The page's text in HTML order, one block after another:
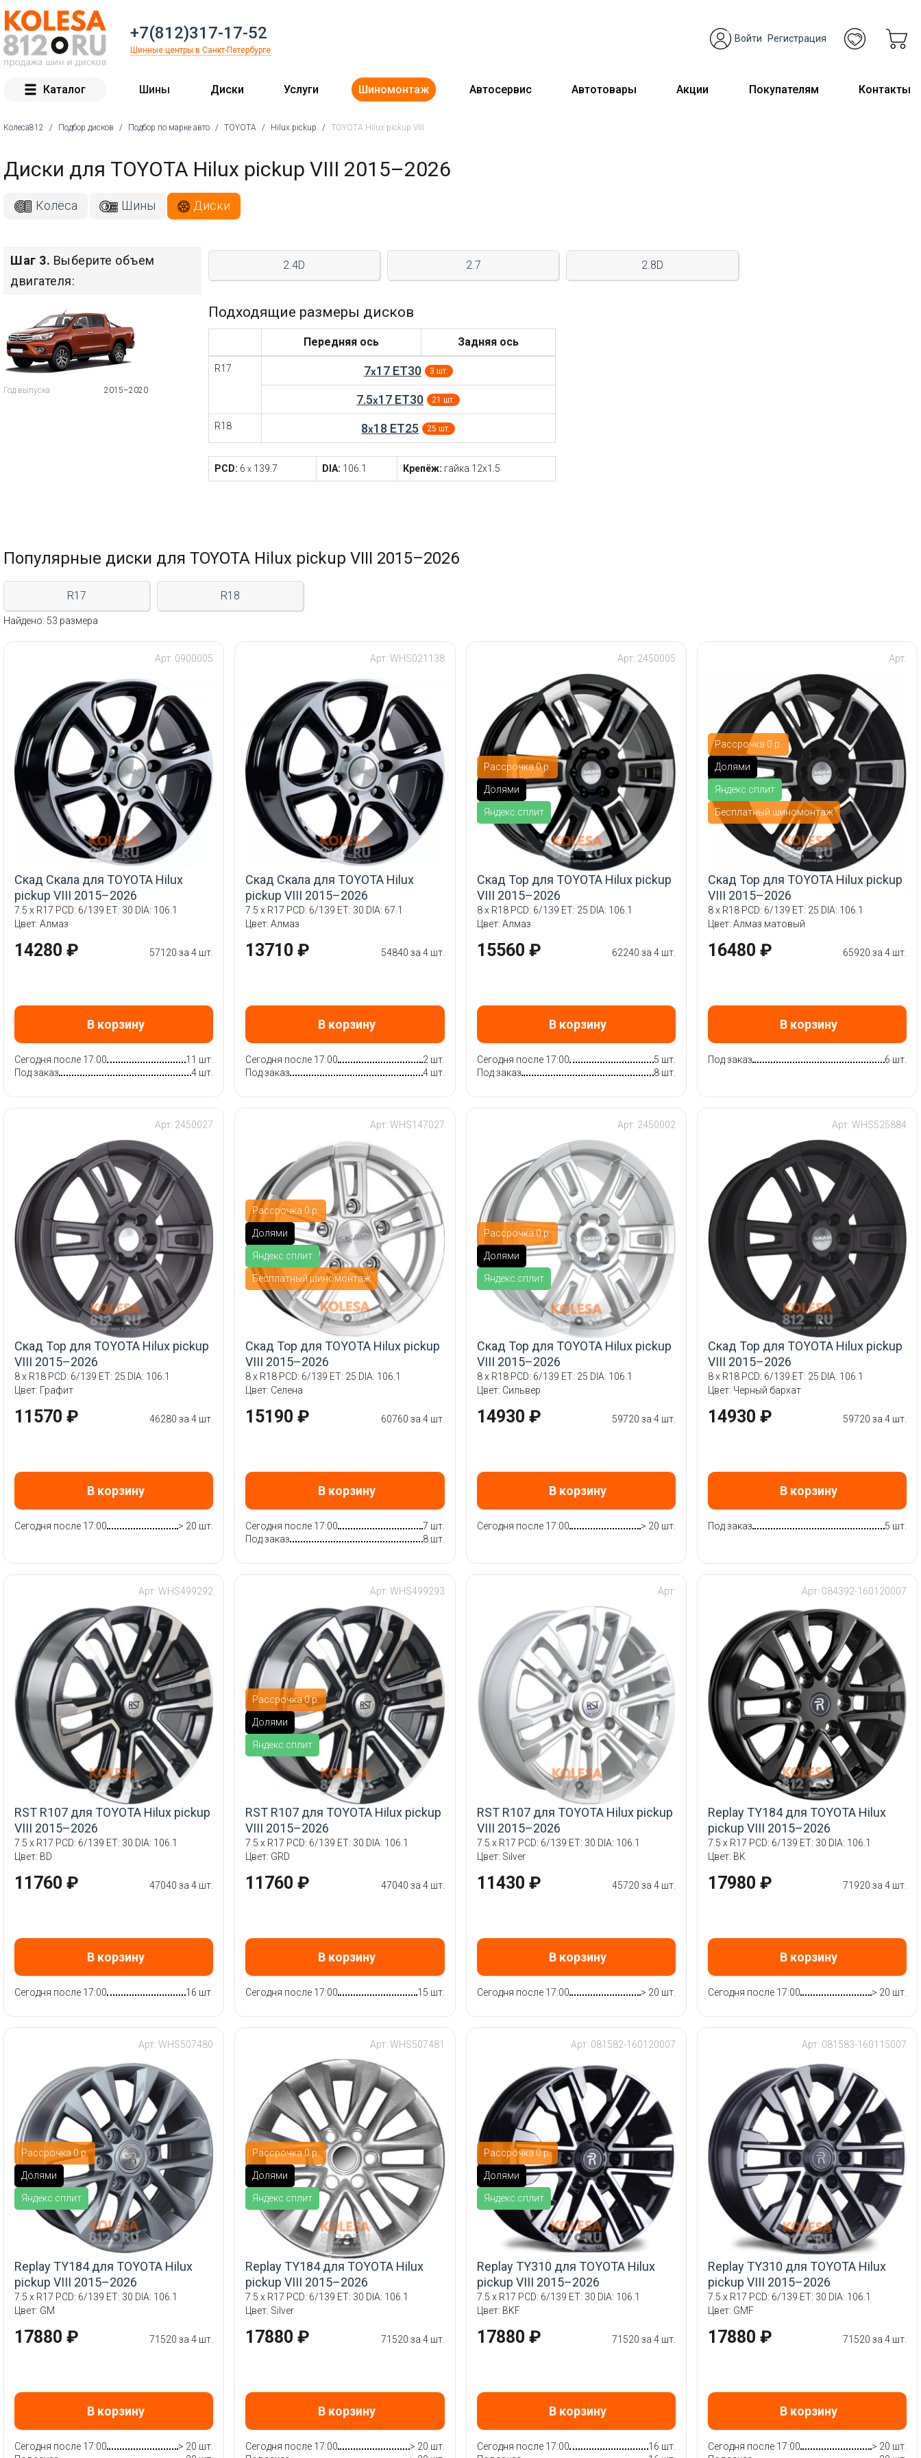
+7(812)317-17-52
Шинные центры в Санкт-Петербурге
Войти Регистрация
Каталог Шины Диски Услуги Шиномонтаж Автосервис Автотовары Акции Покупателям Контакты
Колеса812 / Подбор дисков / Подбор по марке авто / TOYOTA / Hilux pickup / TOYOTA Hilux pickup VIII
Диски для TOYOTA Hilux pickup VIII 2015–2026
Колёса Шины Диски
Шаг 3. Выберите объем
двигателя:
Год выпуска 2015–2020
2.4D 2.7 2.8D
Подходящие размеры дисков
Передняя ось Задняя ось
R17 7x17 ET30 3 шт.
7.5x17 ET30 21 шт.
R18 8x18 ET25 25 шт.
PCD: 6 x139.7 DIA: 106.1 Крепёж: гайка 12x1.5
Популярные диски для TOYOTA Hilux pickup VIII 2015–2026
R17 R18
Найдено: 53 размера
Арт: 0900005
Скад Скала для TOYOTA Hilux
pickup VIII 2015–2026
7.5 x R17 PCD: 6/139 ET: 30 DIA: 106.1
Цвет: Алмаз
14280 ₽ 57120 за 4 шт.
В корзину
Сегодня после 17:00
11 шт.
Под заказ
4 шт.
Арт: WHS021138
Скад Скала для TOYOTA Hilux
pickup VIII 2015–2026
7.5 x R17 PCD: 6/139 ET: 30 DIA: 67.1
Цвет: Алмаз
13710 ₽ 54840 за 4 шт.
В корзину
Сегодня после 17:00
2 шт.
Под заказ
4 шт.
Рассрочка 0 р.
Долями
Яндекс.сплит
Арт: 2450005
Скад Тор для TOYOTA Hilux pickup
VIII 2015–2026
8 x R18 PCD: 6/139 ET: 25 DIA: 106.1
Цвет: Алмаз
15560 ₽ 62240 за 4 шт.
В корзину
Сегодня после 17:00
5 шт.
Под заказ
8 шт.
Рассрочка 0 р.
Долями
Яндекс.сплит
Бесплатный шиномонтаж
Арт:
Скад Тор для TOYOTA Hilux pickup
VIII 2015–2026
8 x R18 PCD: 6/139 ET: 25 DIA: 106.1
Цвет: Алмаз матовый
16480 ₽ 65920 за 4 шт.
В корзину
Под заказ 6 шт.
Арт: 2450027
Скад Тор для TOYOTA Hilux pickup
VIII 2015–2026
8 x R18 PCD: 6/139 ET: 25 DIA: 106.1
Цвет: Графит
11570 ₽ 46280 за 4 шт.
В корзину
Сегодня после 17:00 > 20 шт.
Рассрочка 0 р.
Долями
Яндекс.сплит
Бесплатный шиномонтаж
Арт: WHS147027
Скад Тор для TOYOTA Hilux pickup
VIII 2015–2026
8 x R18 PCD: 6/139 ET: 25 DIA: 106.1
Цвет: Селена
15190 ₽ 60760 за 4 шт.
В корзину
Сегодня после 17:00
7 шт.
Под заказ
8 шт.
Рассрочка 0 р.
Долями
Яндекс.сплит
Арт: 2450002
Скад Тор для TOYOTA Hilux pickup
VIII 2015–2026
8 x R18 PCD: 6/139 ET: 25 DIA: 106.1
Цвет: Сильвер
14930 ₽ 59720 за 4 шт.
В корзину
Сегодня после 17:00 > 20 шт.
Арт: WHS525884
Скад Тор для TOYOTA Hilux pickup
VIII 2015–2026
8 x R18 PCD: 6/139 ET: 25 DIA: 106.1
Цвет: Черный бархат
14930 ₽ 59720 за 4 шт.
В корзину
Под заказ 5 шт.
Арт: WHS499292
RST R107 для TOYOTA Hilux pickup
VIII 2015–2026
7.5 x R17 PCD: 6/139 ET: 30 DIA: 106.1
Цвет: BD
11760 ₽ 47040 за 4 шт.
В корзину
Сегодня после 17:00 16 шт.
Рассрочка 0 р.
Долями
Яндекс.сплит
Арт: WHS499293
RST R107 для TOYOTA Hilux pickup
VIII 2015–2026
7.5 x R17 PCD: 6/139 ET: 30 DIA: 106.1
Цвет: GRD
11760 ₽ 47040 за 4 шт.
В корзину
Сегодня после 17:00 15 шт.
Арт:
RST R107 для TOYOTA Hilux pickup
VIII 2015–2026
7.5 x R17 PCD: 6/139 ET: 30 DIA: 106.1
Цвет: Silver
11430 ₽ 45720 за 4 шт.
В корзину
Сегодня после 17:00 > 20 шт.
Арт: 084392-160120007
Replay TY184 для TOYOTA Hilux
pickup VIII 2015–2026
7.5 x R17 PCD: 6/139 ET: 30 DIA: 106.1
Цвет: BK
17980 ₽ 71920 за 4 шт.
В корзину
Сегодня после 17:00 > 20 шт.
Рассрочка 0 р.
Долями
Яндекс.сплит
Арт: WHS507480
Replay TY184 для TOYOTA Hilux
pickup VIII 2015–2026
7.5 x R17 PCD: 6/139 ET: 30 DIA: 106.1
Цвет: GM
17880 ₽ 71520 за 4 шт.
В корзину
Сегодня после 17:00
> 20 шт.
Рассрочка 0 р.
Долями
Яндекс.сплит
Арт: WHS507481
Replay TY184 для TOYOTA Hilux
pickup VIII 2015–2026
7.5 x R17 PCD: 6/139 ET: 30 DIA: 106.1
Цвет: Silver
17880 ₽ 71520 за 4 шт.
В корзину
Сегодня после 17:00
> 20 шт.
Рассрочка 0 р.
Долями
Яндекс.сплит
Арт: 081582-160120007
Replay TY310 для TOYOTA Hilux
pickup VIII 2015–2026
7.5 x R17 PCD: 6/139 ET: 30 DIA: 106.1
Цвет: BKF
17880 ₽ 71520 за 4 шт.
В корзину
Сегодня после 17:00
16 шт.
Арт: 081583-160115007
Replay TY310 для TOYOTA Hilux
pickup VIII 2015–2026
7.5 x R17 PCD: 6/139 ET: 30 DIA: 106.1
Цвет: GMF
17880 ₽ 71520 за 4 шт.
В корзину
Сегодня после 17:00
> 20 шт.